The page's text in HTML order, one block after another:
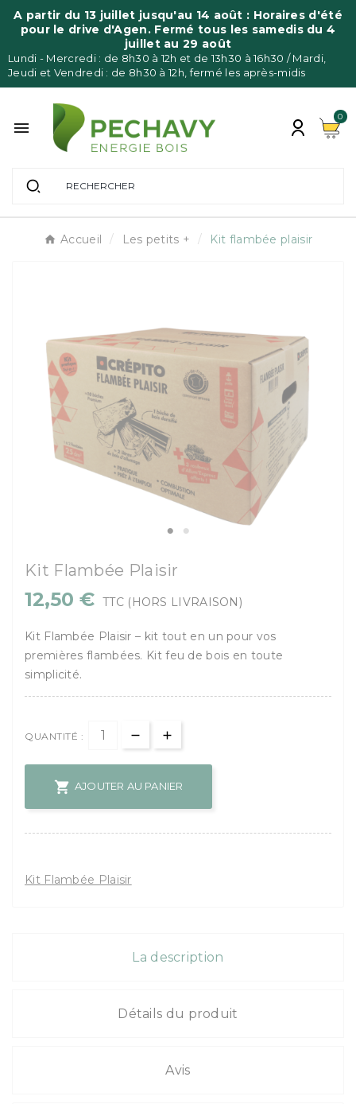
Panneau de gestion des cookies
A partir du 13 juillet jusqu'au 14 août : Horaires d'été
pour le drive d'Agen. Fermé tous les samedis du 4
juillet au 29 août
Lundi - Mercredi : de 8h30 à 12h et de 13h30 à 16h30 / Mardi,
Jeudi et Vendredi : de 8h30 à 12h, fermé les après-midis

0
Accueil Les petits + Kit flambée plaisir
Kit Flambée Plaisir
12,50 € TTC (HORS LIVRAISON)
Kit Flambée Plaisir – kit tout en un pour vos
premières flambées. Kit feu de bois en toute
simplicité.
QUANTITÉ :
 AJOUTER AU PANIER
Kit Flambée Plaisir
La description
Détails du produit
Avis